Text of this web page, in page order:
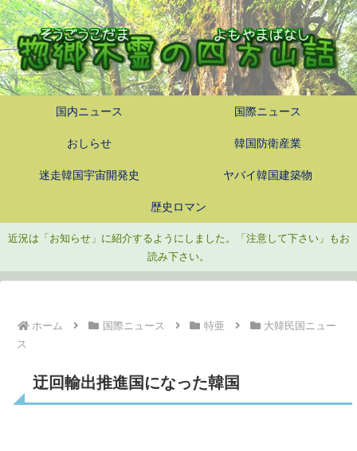
国内ニュース 国際ニュース
おしらせ 韓国防衛産業
迷走韓国宇宙開発史 ヤバイ韓国建築物
歴史ロマン
近況は「お知らせ」に紹介するようにしました。「注意して下さい」もお
読み下さい。
ホーム 国際ニュース 特亜
大韓民国ニュー
ス
迂回輸出推進国になった韓国